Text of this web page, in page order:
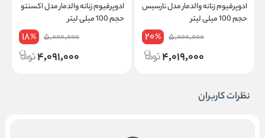
ادوپرفیوم زنانه والدمار مدل نارسیس
حجم 100 میلی لیتر
5,000,000
20%
4,019,000
ادوپرفیوم زنانه والدمار مدل اکسنتو
حجم 100 میلی لیتر
5,000,000
18%
4,091,000
نظرات کاربران